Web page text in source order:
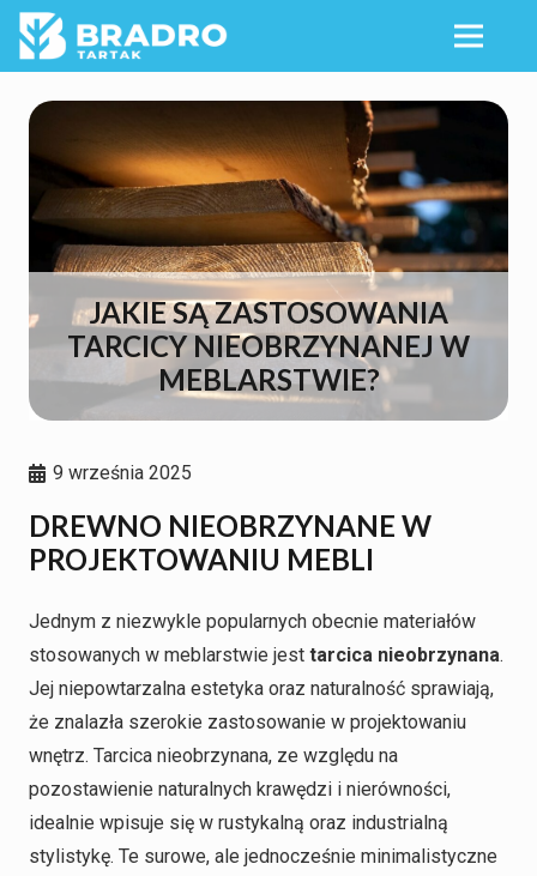
JAKIE SĄ ZASTOSOWANIA
TARCICY NIEOBRZYNANEJ W
MEBLARSTWIE?
9 września 2025
DREWNO NIEOBRZYNANE W
PROJEKTOWANIU MEBLI
Jednym z niezwykle popularnych obecnie materiałów
stosowanych w meblarstwie jest tarcica nieobrzynana.
Jej niepowtarzalna estetyka oraz naturalność sprawiają,
że znalazła szerokie zastosowanie w projektowaniu
wnętrz. Tarcica nieobrzynana, ze względu na
pozostawienie naturalnych krawędzi i nierówności,
idealnie wpisuje się w rustykalną oraz industrialną
stylistykę. Te surowe, ale jednocześnie minimalistyczne